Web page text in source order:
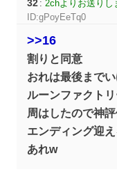
32 : 2chよりお送りし
ID:gPoyEeTq0
>>16
割りと同意
おれは最後まで
ルーンファクト
周はしたので神
エンディング迎
あれw